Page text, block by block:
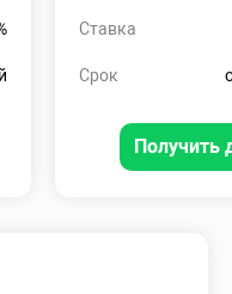
Ставка
Срок
Получить